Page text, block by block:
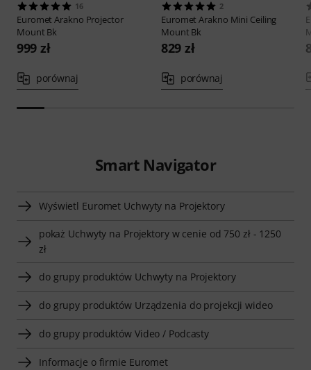
16
EurometArakno Projector
Mount Bk
999 zł
porównaj
2
EurometArakno Mini Ceiling
Mount Bk
829 zł
porównaj
Smart Navigator
Wyświetl Euromet Uchwyty na Projektory
pokaż Uchwyty na Projektory w cenie od 750 zł - 1250
zł
do grupy produktów Uchwyty na Projektory
do grupy produktów Urządzenia do projekcji wideo
do grupy produktów Video / Podcasty
Informacje o firmie Euromet